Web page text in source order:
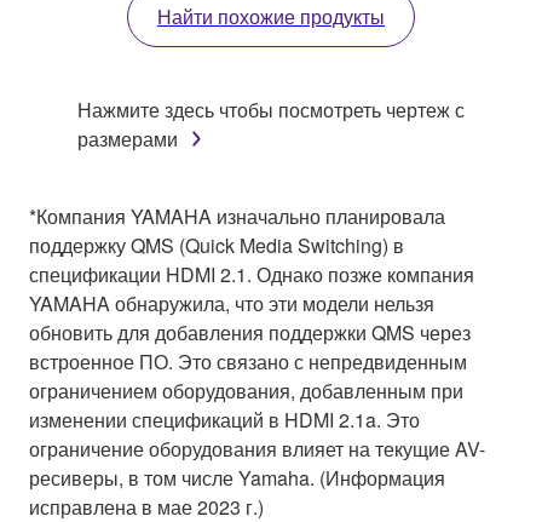
Найти похожие продукты
Нажмите здесь чтобы посмотреть чертеж с
размерами
*Компания YAMAHA изначально планировала
поддержку QMS (Quick Media Switching) в
спецификации HDMI 2.1. Однако позже компания
YAMAHA обнаружила, что эти модели нельзя
обновить для добавления поддержки QMS через
встроенное ПО. Это связано с непредвиденным
ограничением оборудования, добавленным при
изменении спецификаций в HDMI 2.1a. Это
ограничение оборудования влияет на текущие AV-
ресиверы, в том числе Yamaha. (Информация
исправлена в мае 2023 г.)